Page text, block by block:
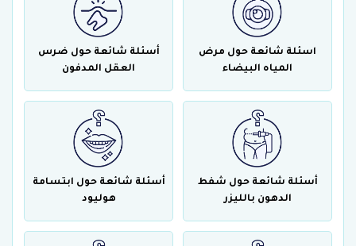
اسئلة شائعة حول مرض
المياه البيضاء
أسئلة شائعة حول ضرس
العقل المدفون
أسئلة شائعة حول شفط
الدهون بالليزر
أسئلة شائعة حول ابتسامة
هوليود